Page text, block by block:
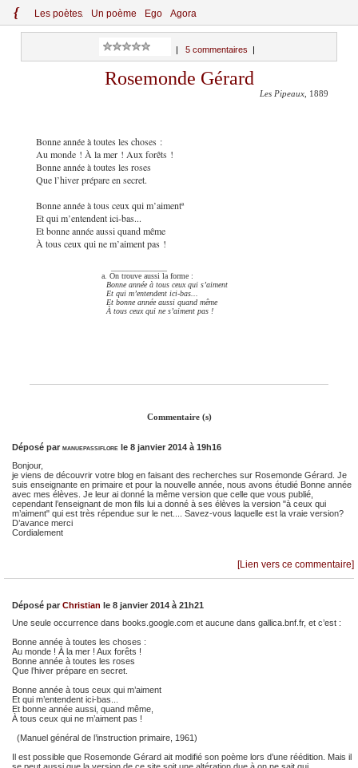
{ Les poètes Un poème Ego Agora
5 commentaires
Rosemonde Gérard
Les Pipeaux , 1889
Bonne année à toutes les choses :
Au monde ! À la mer ! Aux forêts !
Bonne année à toutes les roses
Que l’hiver prépare en secret.
Bonne année à tous ceux qui m’aimentª
Et qui m’entendent ici-bas...
Et bonne année aussi quand même
À tous ceux qui ne m’aiment pas !
a. On trouve aussi la forme :
Bonne année à tous ceux qui s’aiment
Et qui m’entendent ici-bas...
Et bonne année aussi quand même
À tous ceux qui ne s’aiment pas !
Commentaire (s)
Déposé par manuepassiflore le 8 janvier 2014 à 19h16
Bonjour,
je viens de découvrir votre blog en faisant des recherches sur Rosemonde Gérard. Je
suis enseignante en primaire et pour la nouvelle année, nous avons étudié Bonne année
avec mes élèves. Je leur ai donné la même version que celle que vous publié,
cependant l’enseignant de mon fils lui a donné à ses élèves la version "à ceux qui
m’aiment" qui est très répendue sur le net.... Savez-vous laquelle est la vraie version?
D’avance merci
Cordialement
[Lien vers ce commentaire]
Déposé par Christian le 8 janvier 2014 à 21h21
Une seule occurrence dans books.google.com et aucune dans gallica.bnf.fr, et c’est :
Bonne année à toutes les choses :
Au monde ! À la mer ! Aux forêts !
Bonne année à toutes les roses
Que l’hiver prépare en secret.
Bonne année à tous ceux qui m’aiment
Et qui m’entendent ici-bas...
Et bonne année aussi, quand même,
À tous ceux qui ne m’aiment pas !
(Manuel général de l’instruction primaire, 1961)
Il est possible que Rosemonde Gérard ait modifié son poème lors d’une réédition. Mais il